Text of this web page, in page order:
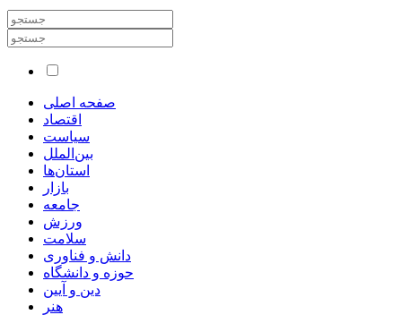
صفحه اصلی
اقتصاد
سیاست
بین‌الملل
استان‌ها
بازار
جامعه
ورزش
سلامت
دانش و فناوری
حوزه و دانشگاه
دین و آیین
هنر